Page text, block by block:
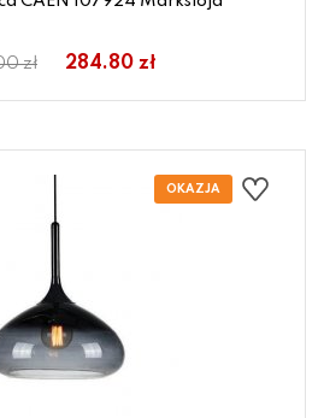
zł 284.80 zł